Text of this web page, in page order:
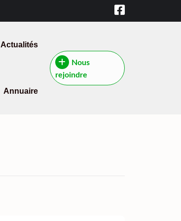
Actualités
Annuaire
Nous
rejoindre